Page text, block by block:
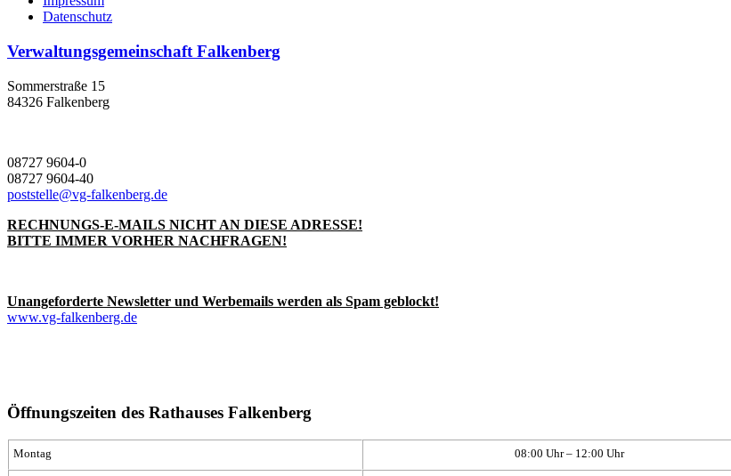
Datenschutz
Verwaltungsgemeinschaft Falkenberg
Sommerstraße 15
84326 Falkenberg
08727 9604-0
08727 9604-40
poststelle@vg-falkenberg.de
RECHNUNGS-E-MAILS NICHT AN DIESE ADRESSE!
BITTE IMMER VORHER NACHFRAGEN!
Unangeforderte Newsletter und Werbemails werden als Spam geblockt!
www.vg-falkenberg.de
Öffnungszeiten des Rathauses Falkenberg
Montag 08:00 Uhr – 12:00 Uhr